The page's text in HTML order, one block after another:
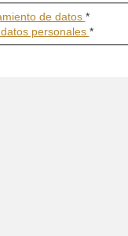
de datos *
personales *